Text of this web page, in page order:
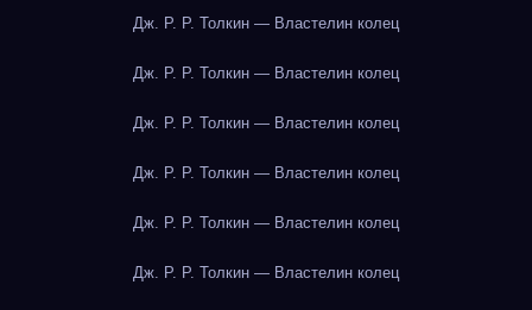
Дж. Р. Р. Толкин — Властелин колец
Дж. Р. Р. Толкин — Властелин колец
Дж. Р. Р. Толкин — Властелин колец
Дж. Р. Р. Толкин — Властелин колец
Дж. Р. Р. Толкин — Властелин колец
Дж. Р. Р. Толкин — Властелин колец